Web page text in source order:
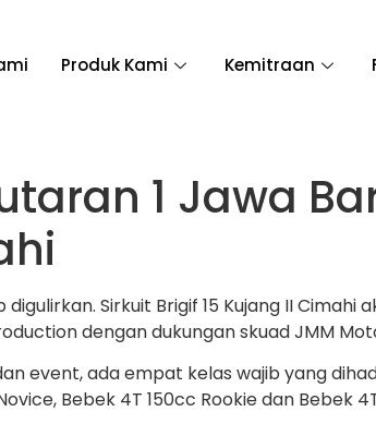
Produk Kami Kemitraan
1 Jawa
Sirkuit Brigif 15 Kujang II
dengan dukungan skuad JMM
event, ada empat kelas wajib yang
Bebek 4T 150cc Rookie dan Bebek